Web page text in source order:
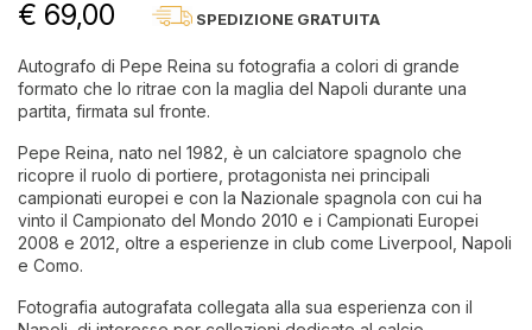
€ 69,00 SPEDIZIONE GRATUITA
Autografo di Pepe Reina su fotografia a colori di grande
formato che lo ritrae con la maglia del Napoli durante una
partita, firmata sul fronte.
Pepe Reina, nato nel 1982, è un calciatore spagnolo che
ricopre il ruolo di portiere, protagonista nei principali
campionati europei e con la Nazionale spagnola con cui ha
vinto il Campionato del Mondo 2010 e i Campionati Europei
2008 e 2012, oltre a esperienze in club come Liverpool, Napoli
e Como.
Fotografia autografata collegata alla sua esperienza con il